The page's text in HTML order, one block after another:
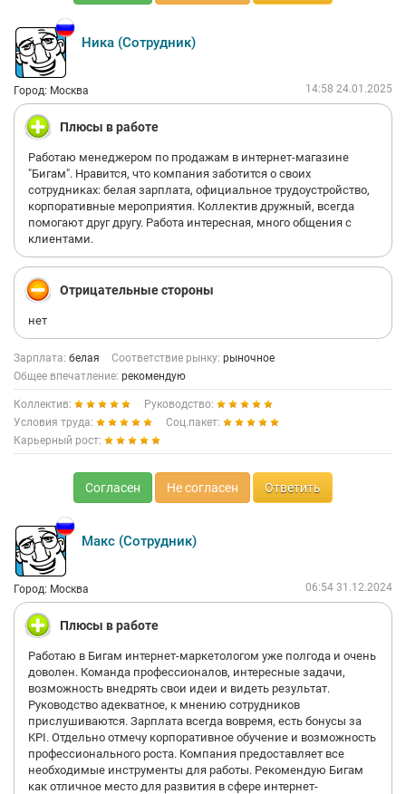
Ника (Сотрудник)
Город: Москва 14:58 24.01.2025
Плюсы в работе
Работаю менеджером по продажам в интернет-магазине
"Бигам". Нравится, что компания заботится о своих
сотрудниках: белая зарплата, официальное трудоустройство,
корпоративные мероприятия. Коллектив дружный, всегда
помогают друг другу. Работа интересная, много общения с
клиентами.
Отрицательные стороны
нет
Зарплата: белая Соответствие рынку: рыночное
Общее впечатление: рекомендую
Коллектив:
Руководство:
Условия труда:
Соц.пакет:
Карьерный рост:
Согласен Не согласен Ответить
Макс (Сотрудник)
Город: Москва 06:54 31.12.2024
Плюсы в работе
Работаю в Бигам интернет-маркетологом уже полгода и очень
доволен. Команда профессионалов, интересные задачи,
возможность внедрять свои идеи и видеть результат.
Руководство адекватное, к мнению сотрудников
прислушиваются. Зарплата всегда вовремя, есть бонусы за
KPI. Отдельно отмечу корпоративное обучение и возможность
профессионального роста. Компания предоставляет все
необходимые инструменты для работы. Рекомендую Бигам
как отличное место для развития в сфере интернет-